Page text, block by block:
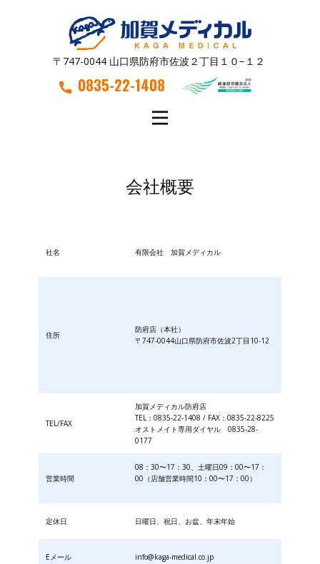
〒747-0044 山口県防府市佐波２丁目１０−１２
0835-22-1408
会社概要
社名 有限会社 加賀メディカル
住所
防府店（本社）
〒747-0044山口県防府市佐波2丁目10-12
TEL/FAX
加賀メディカル防府店
TEL：0835-22-1408 / FAX：0835-22-8225
オストメイト専用ダイヤル 0835-28-
0177
営業時間
08：30〜17：30、土曜日09：00〜17：
00（店舗営業時間10：00〜17：00）
定休日 日曜日、祝日、お盆、年末年始
Eメール info@kaga-medical.co.jp